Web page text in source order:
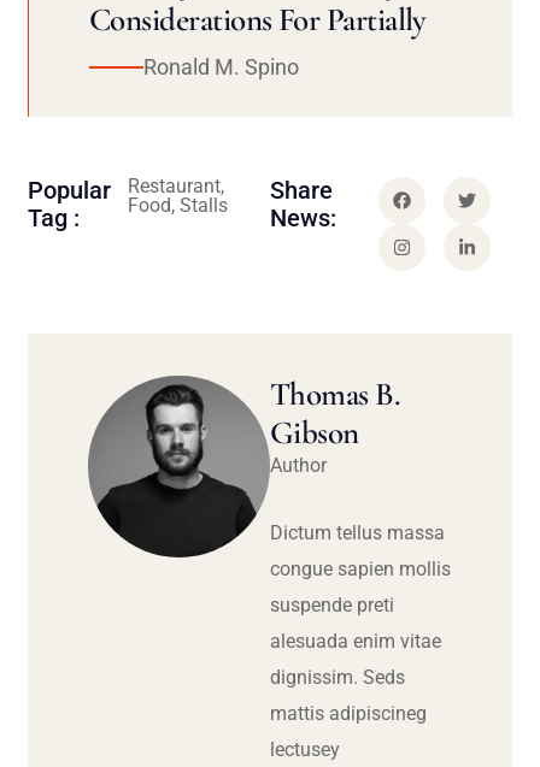
Considerations For Partially
Ronald M. Spino
Popular
Tag :
Restaurant,
Food, Stalls
Share
News:
Thomas B.
Gibson
Author
Dictum tellus massa
congue sapien mollis
suspende preti
alesuada enim vitae
dignissim. Seds
mattis adipiscineg
lectusey